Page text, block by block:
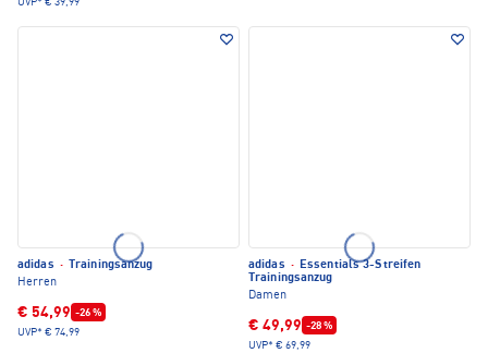
UVP* € 39,99
adidas ·
Trainingsanzug
Herren
€ 54,99 -26 %
UVP* € 74,99
adidas · Essentials 3-Streifen
Trainingsanzug
Damen
€ 49,99 -28 %
UVP* € 69,99